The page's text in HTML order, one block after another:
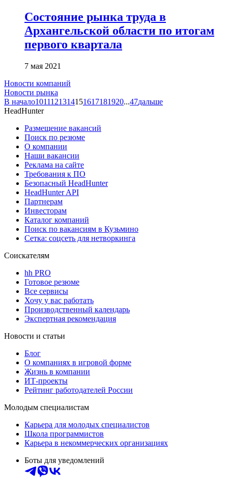
Состояние рынка труда в
Архангельской области по итогам
первого квартала
7 мая 2021
Новости компаний
Новости рынка
В начало1011121314151617181920...47дальше
HeadHunter
Размещение вакансий
Поиск по резюме
О компании
Наши вакансии
Реклама на сайте
Требования к ПО
Безопасный HeadHunter
HeadHunter API
Партнерам
Инвесторам
Каталог компаний
Поиск по вакансиям в Кузьмино
Сетка: соцсеть для нетворкинга
Соискателям
hh PRO
Готовое резюме
Все сервисы
Хочу у вас работать
Производственный календарь
Экспертная рекомендация
Новости и статьи
Блог
О компаниях в игровой форме
Жизнь в компании
ИТ-проекты
Рейтинг работодателей России
Молодым специалистам
Карьера для молодых специалистов
Школа программистов
Карьера в некоммерческих организациях
Боты для уведомлений